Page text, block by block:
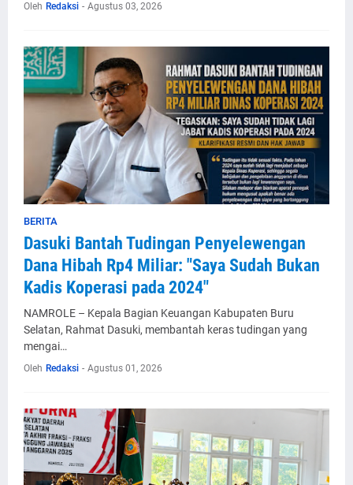
Oleh Redaksi - Agustus 03, 2026
BERITA
Dasuki Bantah Tudingan Penyelewengan
Dana Hibah Rp4 Miliar: "Saya Sudah Bukan
Kadis Koperasi pada 2024"
NAMROLE – Kepala Bagian Keuangan Kabupaten Buru
Selatan, Rahmat Dasuki, membantah keras tudingan yang
mengai…
Oleh Redaksi - Agustus 01, 2026